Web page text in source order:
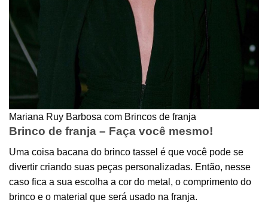
Mariana Ruy Barbosa com Brincos de franja
Brinco de franja – Faça você mesmo!
Uma coisa bacana do brinco tassel é que você pode se
divertir criando suas peças personalizadas. Então, nesse
caso fica a sua escolha a cor do metal, o comprimento do
brinco e o material que será usado na franja.